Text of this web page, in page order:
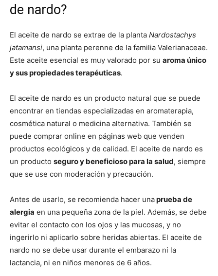
de nardo?
El aceite de nardo se extrae de la planta Nardostachys
jatamansi, una planta perenne de la familia Valerianaceae.
Este aceite esencial es muy valorado por su aroma único
y sus propiedades terapéuticas.
El aceite de nardo es un producto natural que se puede
encontrar en tiendas especializadas en aromaterapia,
cosmética natural o medicina alternativa. También se
puede comprar online en páginas web que venden
productos ecológicos y de calidad. El aceite de nardo es
un producto seguro y beneficioso para la salud, siempre
que se use con moderación y precaución.
Antes de usarlo, se recomienda hacer unaprueba de
alergia en una pequeña zona de la piel. Además, se debe
evitar el contacto con los ojos y las mucosas, y no
ingerirlo ni aplicarlo sobre heridas abiertas. El aceite de
nardo no se debe usar durante el embarazo ni la
lactancia, ni en niños menores de 6 años.